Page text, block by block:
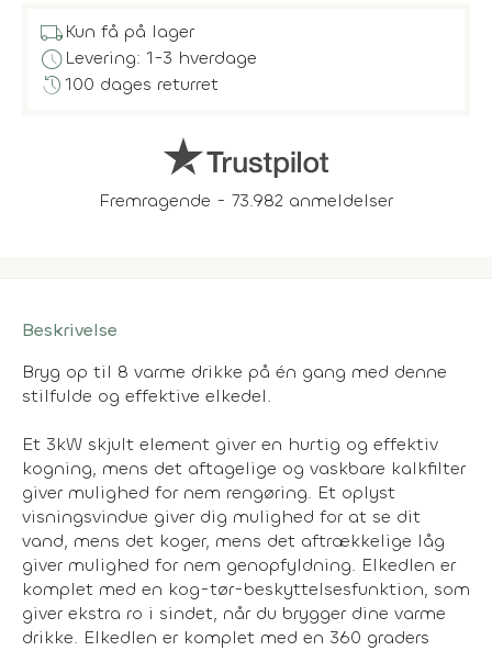
local_shippingKun få på lager
scheduleLevering: 1-3 hverdage
history100 dages returret
Fremragende - 73.982 anmeldelser
Beskrivelse
Bryg op til 8 varme drikke på én gang med denne
stilfulde og effektive elkedel.
Et 3kW skjult element giver en hurtig og effektiv
kogning, mens det aftagelige og vaskbare kalkfilter
giver mulighed for nem rengøring. Et oplyst
visningsvindue giver dig mulighed for at se dit
vand, mens det koger, mens det aftrækkelige låg
giver mulighed for nem genopfyldning. Elkedlen er
komplet med en kog-tør-beskyttelsesfunktion, som
giver ekstra ro i sindet, når du brygger dine varme
drikke. Elkedlen er komplet med en 360 graders